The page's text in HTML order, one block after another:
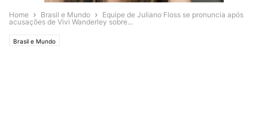
Home Brasil e Mundo
Equipe de Juliano Floss se pronuncia após
acusações de Vivi Wanderley sobre...
Brasil e Mundo